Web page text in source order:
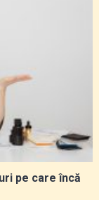
pe care încă